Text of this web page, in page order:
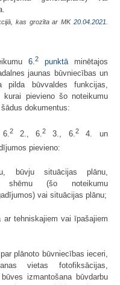
kas grozīta ar MK20.04.2021.
6.2 punktāminētajos
jaunas būvniecības un
pilda būvvaldes funkcijas,
pievieno šo noteikumu
dokumentus:
2 2., 6.2 3., 6.2 4. un
pievieno:
būvju situācijas plānu,
shēmu (šo noteikumu
vai situācijas plānu;
ar tehniskajiem vai īpašajiem
plānoto būvniecības ieceri,
vietas fotofiksācijas,
izmantošana būvdarbu